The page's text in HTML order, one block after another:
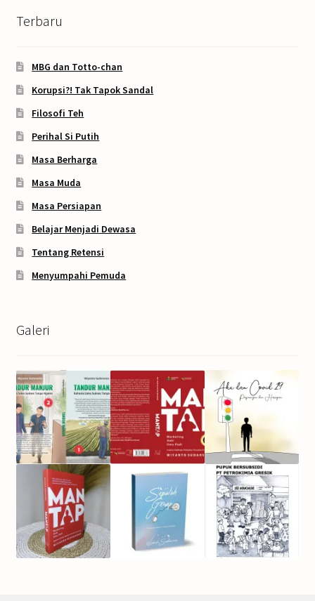
Terbaru
MBG dan Totto-chan
Korupsi?! Tak Tapok Sandal
Filosofi Teh
Perihal Si Putih
Masa Berharga
Masa Muda
Masa Persiapan
Belajar Menjadi Dewasa
Tentang Retensi
Menyumpahi Pemuda
Galeri